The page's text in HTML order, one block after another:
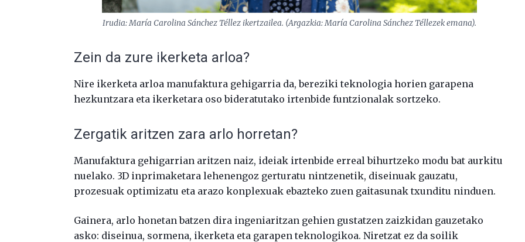
Irudia: María Carolina Sánchez Téllez ikertzailea. (Argazkia: María Carolina Sánchez Téllezek emana).
Zein da zure ikerketa arloa?
Nire ikerketa arloa manufaktura gehigarria da, bereziki teknologia horien garapena
hezkuntzara eta ikerketara oso bideratutako irtenbide funtzionalak sortzeko.
Zergatik aritzen zara arlo horretan?
Manufaktura gehigarrian aritzen naiz, ideiak irtenbide erreal bihurtzeko modu bat aurkitu
nuelako. 3D inprimaketara lehenengoz gerturatu nintzenetik, diseinuak gauzatu,
prozesuak optimizatu eta arazo konplexuak ebazteko zuen gaitasunak txunditu ninduen.
Gainera, arlo honetan batzen dira ingeniaritzan gehien gustatzen zaizkidan gauzetako
asko: diseinua, sormena, ikerketa eta garapen teknologikoa. Niretzat ez da soilik